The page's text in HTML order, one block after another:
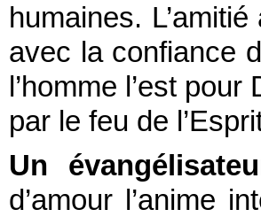
humaines.
avec la confiance
l’homme l’est
par le feu de
Un
d’amour l’anime